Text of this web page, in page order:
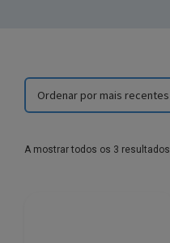
A mostrar todos os 3 resultados